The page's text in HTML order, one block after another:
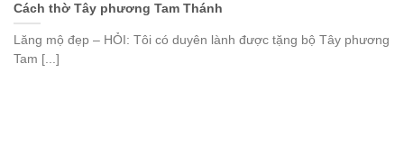
Cách thờ Tây phương Tam Thánh
Lăng mộ đẹp – HỎI: Tôi có duyên lành được tặng bộ Tây phương
Tam [...]